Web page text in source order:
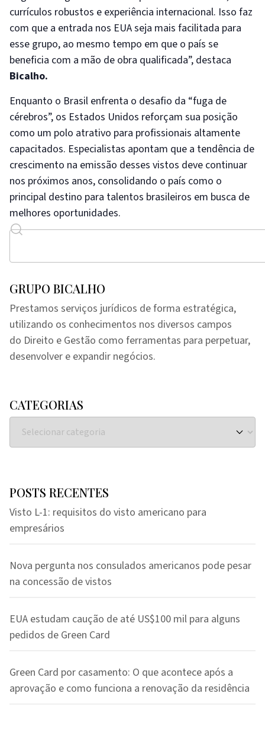
currículos robustos e experiência internacional. Isso faz
com que a entrada nos EUA seja mais facilitada para
esse grupo, ao mesmo tempo em que o país se
beneficia com a mão de obra qualificada”, destaca
Bicalho.
Enquanto o Brasil enfrenta o desafio da “fuga de
cérebros”, os Estados Unidos reforçam sua posição
como um polo atrativo para profissionais altamente
capacitados. Especialistas apontam que a tendência de
crescimento na emissão desses vistos deve continuar
nos próximos anos, consolidando o país como o
principal destino para talentos brasileiros em busca de
melhores oportunidades.
GRUPO BICALHO
Prestamos serviços jurídicos de forma estratégica,
utilizando os conhecimentos nos diversos campos
do Direito e Gestão como ferramentas para perpetuar,
desenvolver e expandir negócios.
CATEGORIAS
POSTS RECENTES
Visto L-1: requisitos do visto americano para
empresários
Nova pergunta nos consulados americanos pode pesar
na concessão de vistos
EUA estudam caução de até US$100 mil para alguns
pedidos de Green Card
Green Card por casamento: O que acontece após a
aprovação e como funciona a renovação da residência